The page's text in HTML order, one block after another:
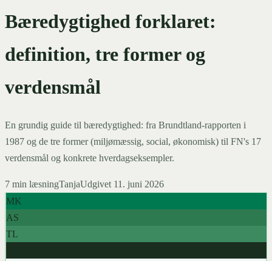
Bæredygtighed forklaret:
definition, tre former og
verdensmål
En grundig guide til bæredygtighed: fra Brundtland-rapporten i
1987 og de tre former (miljømæssig, social, økonomisk) til FN's 17
verdensmål og konkrete hverdagseksempler.
7 min læsningTanjaUdgivet 11. juni 2026
MK
AS
TL